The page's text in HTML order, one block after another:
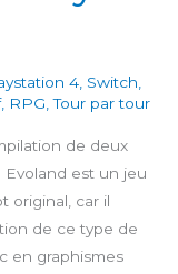
4 Switch
, RPG ,Tour par tour
de deux
Evoland est un jeu
original, car il
de ce type de
en graphismes